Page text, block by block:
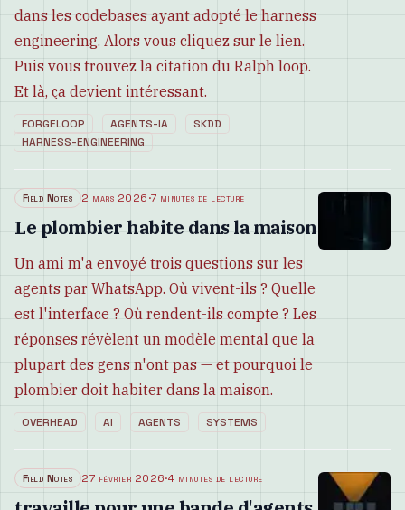
dans les codebases ayant adopté le harness
engineering. Alors vous cliquez sur le lien.
Puis vous trouvez la citation du Ralph loop.
Et là, ça devient intéressant.
FORGELOOP AGENTS-IA
SKDD
HARNESS-ENGINEERING
Field Notes 2 mars 2026·7 minutes de lecture
Le plombier habite dans la maison
Un ami m'a envoyé trois questions sur les
agents par WhatsApp. Où vivent-ils ? Quelle
est l'interface ? Où rendent-ils compte ? Les
réponses révèlent un modèle mental que la
plupart des gens n'ont pas — et pourquoi le
plombier doit habiter dans la maison.
OVERHEAD AI AGENTS SYSTEMS
Field Notes 27 février 2026·4 minutes de lecture